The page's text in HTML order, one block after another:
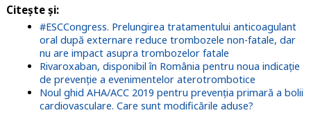
Citește și:
#ESCCongress. Prelungirea tratamentului anticoagulant
oral după externare reduce trombozele non-fatale, dar
nu are impact asupra trombozelor fatale
Rivaroxaban, disponibil în România pentru noua indicație
de prevenție a evenimentelor aterotrombotice
Noul ghid AHA/ACC 2019 pentru prevenția primară a bolii
cardiovasculare. Care sunt modificările aduse?